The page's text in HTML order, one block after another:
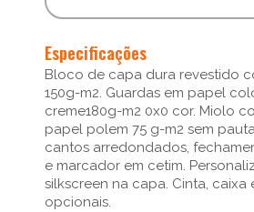
Especificações
Bloco de capa dura revestido
150g-m2. Guardas em papel
creme180g-m2 0x0 cor. Miolo
papel polem 75 g-m2 sem
cantos arredondados,
e marcador em cetim.
silkscreen na capa. Cinta, caixa
opcionais.